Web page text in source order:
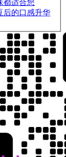
都适合您
后的口感升华